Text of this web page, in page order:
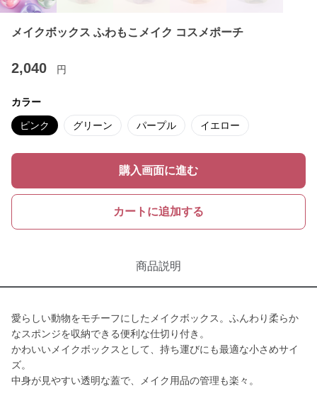
メイクボックス ふわもこメイク コスメポーチ
2,040 円
カラー
ピンク グリーン パープル イエロー
購入画面に進む
カートに追加する
商品説明
愛らしい動物をモチーフにしたメイクボックス。ふんわり柔らか
なスポンジを収納できる便利な仕切り付き。
かわいいメイクボックスとして、持ち運びにも最適な小さめサイ
ズ。
中身が見やすい透明な蓋で、メイク用品の管理も楽々。